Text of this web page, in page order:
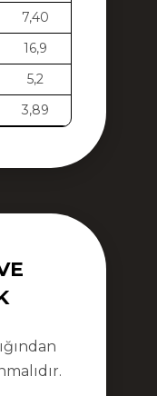
7,40
16,9
5,2
3,89